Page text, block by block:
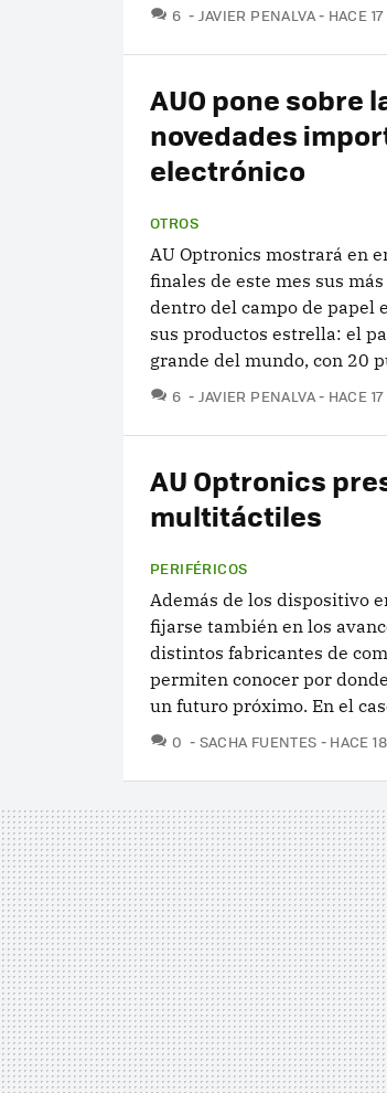
6 COMENTARIOS
JAVIER PENALVA HACE
AUO pone sobre
novedades
electrónico
OTROS
AU Optronics mostrará en
finales de este mes sus
dentro del campo de papel
sus productos estrella: el
grande del mundo, con 20
6 COMENTARIOS
JAVIER PENALVA HACE
AU Optronics
multitáctiles
PERIFÉRICOS
Además de los dispositivo
fijarse también en los
distintos fabricantes de
permiten conocer por
un futuro próximo. En el
0 COMENTARIOS
SACHA FUENTES HACE